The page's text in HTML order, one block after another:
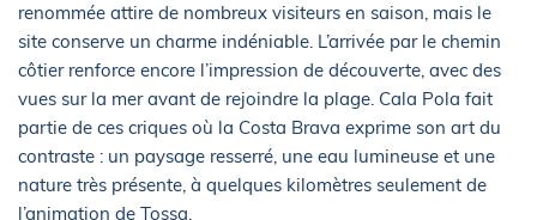
renommée attire de nombreux visiteurs en saison, mais le
site conserve un charme indéniable. L’arrivée par le chemin
côtier renforce encore l’impression de découverte, avec des
vues sur la mer avant de rejoindre la plage. Cala Pola fait
partie de ces criques où la Costa Brava exprime son art du
contraste : un paysage resserré, une eau lumineuse et une
nature très présente, à quelques kilomètres seulement de
l’animation de Tossa.